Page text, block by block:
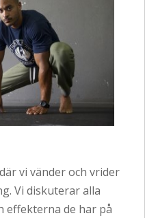
vi vänder och vrider
Vi diskuterar alla
effekterna de har på